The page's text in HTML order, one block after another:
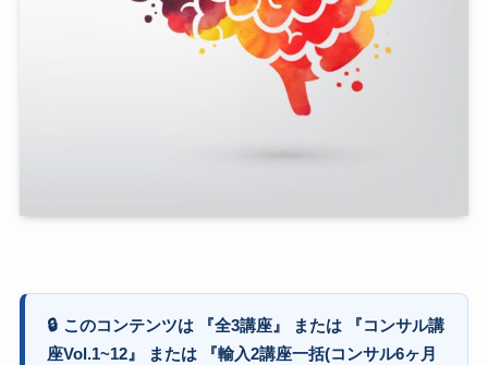
🔒 このコンテンツは 『全3講座』 または 『コンサル講
座Vol.1~12』 または 『輸入2講座一括(コンサル6ヶ月